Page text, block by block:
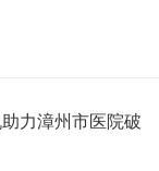
力漳州市医院破